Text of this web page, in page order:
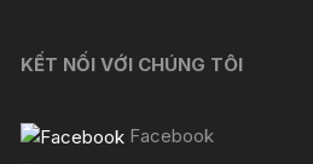
KẾT NỐI VỚI CHÚNG TÔI
Facebook